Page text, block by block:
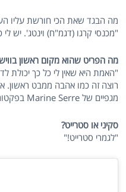
מה הבגד שאת הכי חורשת עליו
"מכנסי קרגו (דגמ"ח) וינטג'. יש
מה הפריט שהוא מקום ראשון
"האמת היא שאין לי כל כך יכולת
רוצה זה כמו אהבה ממבט ראשון.
מגפיים של Marine Serre בפקטורי 54".
סקיני או סטרייט?
"לגמרי סטרייט!"